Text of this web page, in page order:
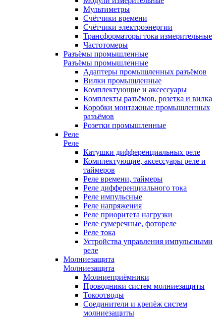
Мультиметры
Счётчики времени
Счётчики электроэнергии
Трансформаторы тока измерительные
Частотомеры
Разъёмы промышленные
Разъёмы промышленные
Адаптеры промышленных разъёмов
Вилки промышленные
Комплектующие и аксессуары
Комплекты разъёмов, розетка и вилка
Коробки монтажные промышленных
разъёмов
Розетки промышленные
Реле
Реле
Катушки дифференциальных реле
Комплектующие, аксессуары реле и
таймеров
Реле времени, таймеры
Реле дифференциального тока
Реле импульсные
Реле напряжения
Реле приоритета нагрузки
Реле сумеречные, фотореле
Реле тока
Устройства управления импульсными
реле
Молниезащита
Молниезащита
Молниеприёмники
Проводники систем молниезащиты
Токоотводы
Соединители и крепёж систем
молниезащиты